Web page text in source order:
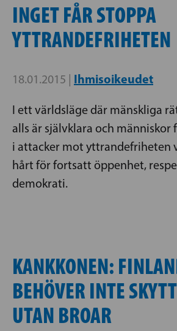
INGET FÅR STOPPA
YTTRANDEFRIHETEN
18.01.2015 | Ihmisoikeudet
I ett världsläge där mänskliga
alls är självklara och
i attacker mot yttrandefriheten
hårt för fortsatt öppenhet,
demokrati.
KANKKONEN:
BEHÖVER INTE
UTAN BROAR